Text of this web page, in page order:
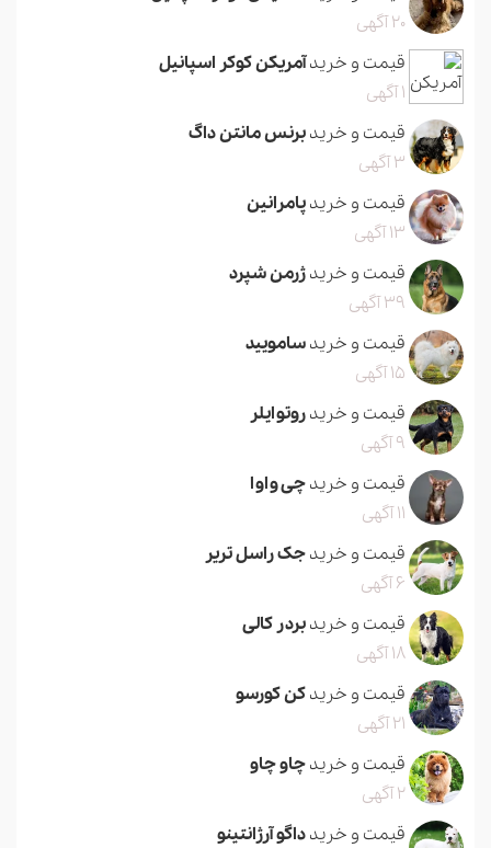
20 آگهی
قیمت و خریدآمریکن کوکر اسپانیل
1 آگهی
قیمت و خریدبرنس مانتن داگ
3 آگهی
قیمت و خریدپامرانین
13 آگهی
قیمت و خریدژرمن شپرد
39 آگهی
قیمت و خریدسامویید
15 آگهی
قیمت و خریدروتوایلر
9 آگهی
قیمت و خریدچی واوا
11 آگهی
قیمت و خریدجک راسل تریر
6 آگهی
قیمت و خریدبردر کالی
18 آگهی
قیمت و خریدکن کورسو
21 آگهی
قیمت و خریدچاو چاو
2 آگهی
قیمت و خریدداگو آرژانتینو